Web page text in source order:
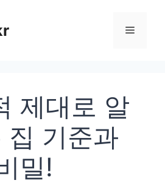
메
제대로 알
집 기준과
밀!